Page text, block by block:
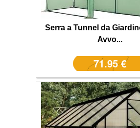
Serra a Tunnel da
Avvo...
71.95 €